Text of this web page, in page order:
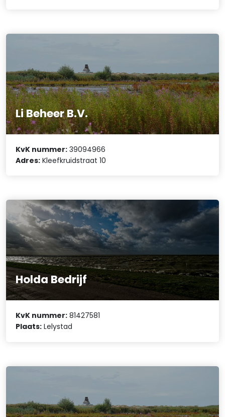
Li Beheer B.V.
KvK nummer: 39094966
Adres: Kleefkruidstraat 10
Holda Bedrijf
KvK nummer: 81427581
Plaats: Lelystad